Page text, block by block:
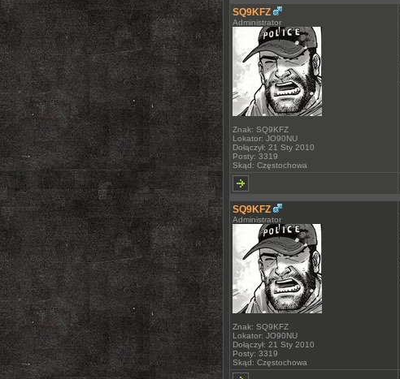
SQ9KFZ
Administrator
Znak: SQ9KFZ
Lokator: JO90NU
Dołączył: 21 Sty 2010
Posty: 3319
Skąd: Częstochowa
SQ9KFZ
Administrator
Znak: SQ9KFZ
Lokator: JO90NU
Dołączył: 21 Sty 2010
Posty: 3319
Skąd: Częstochowa